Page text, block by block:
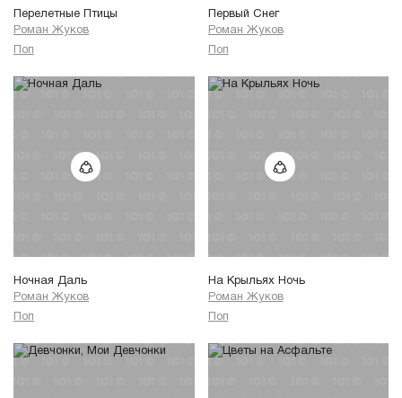
Перелетные Птицы
Роман Жуков
Поп
Первый Снег
Роман Жуков
Поп
Ночная Даль
Роман Жуков
Поп
На Крыльях Ночь
Роман Жуков
Поп